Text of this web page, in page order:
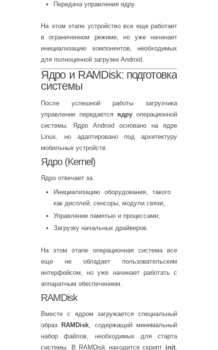
Передача управления ядру.
На этом этапе устройство все еще работает
в ограниченном режиме, но уже начинает
инициализацию компонентов, необходимых
для полноценной загрузки Android.
Ядро и RAMDisk: подготовка
системы
После успешной работы загрузчика
управление передается ядру операционной
системы. Ядро Android основано на ядре
Linux, но адаптировано под архитектуру
мобильных устройств.
Ядро (Kernel)
Ядро отвечает за:
Инициализацию оборудования, такого
как дисплей, сенсоры, модули связи;
Управление памятью и процессами;
Загрузку начальных драйверов.
На этом этапе операционная система все
еще не обладает пользовательским
интерфейсом, но уже начинает работать с
аппаратным обеспечением.
RAMDisk
Вместе с ядром загружается специальный
образ
RAMDisk , содержащий минимальный
набор файлов, необходимых для старта
системы. В RAMDisk находится скрипт init